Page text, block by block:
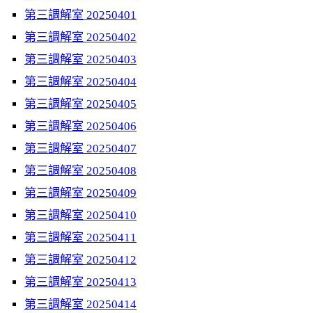
第三調解室 20250401
第三調解室 20250402
第三調解室 20250403
第三調解室 20250404
第三調解室 20250405
第三調解室 20250406
第三調解室 20250407
第三調解室 20250408
第三調解室 20250409
第三調解室 20250410
第三調解室 20250411
第三調解室 20250412
第三調解室 20250413
第三調解室 20250414